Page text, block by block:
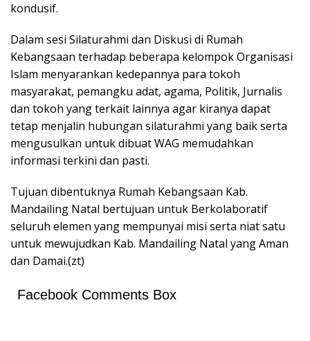
kondusif.
Dalam sesi Silaturahmi dan Diskusi di Rumah
Kebangsaan terhadap beberapa kelompok Organisasi
Islam menyarankan kedepannya para tokoh
masyarakat, pemangku adat, agama, Politik, Jurnalis
dan tokoh yang terkait lainnya agar kiranya dapat
tetap menjalin hubungan silaturahmi yang baik serta
mengusulkan untuk dibuat WAG memudahkan
informasi terkini dan pasti.
Tujuan dibentuknya Rumah Kebangsaan Kab.
Mandailing Natal bertujuan untuk Berkolaboratif
seluruh elemen yang mempunyai misi serta niat satu
untuk mewujudkan Kab. Mandailing Natal yang Aman
dan Damai.(zt)
Facebook Comments Box